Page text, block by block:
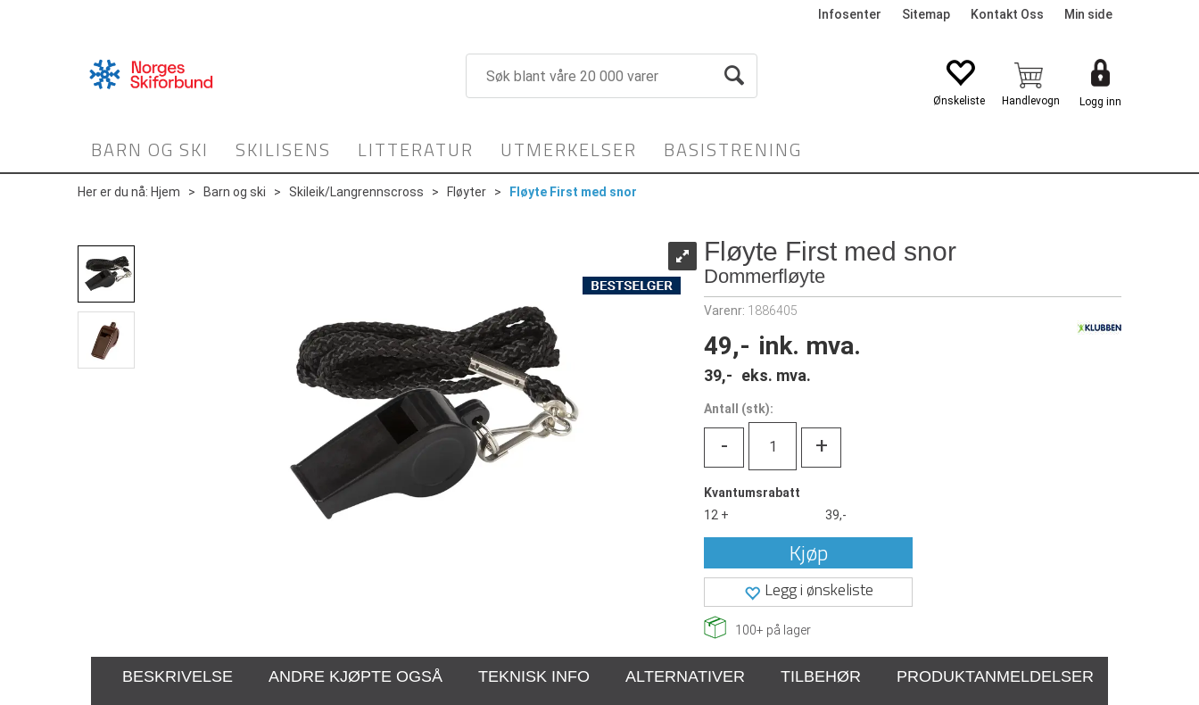
Infosenter Sitemap Kontakt Oss Min side
Logg inn
BARN OG SKI SKILISENS LITTERATUR UTMERKELSER BASISTRENING
Her er du nå: Hjem > Barn og ski > Skileik/Langrennscross > Fløyter > Fløyte First med snor
Fløyte First med snor
Dommerfløyte
Varenr: 1886405
49,- ink. mva.
39,- eks. mva.
Antall (stk):
- +
Kvantumsrabatt
12 +
39,-
Kjøp
Legg i ønskeliste
100+ på lager
BESKRIVELSE ANDRE KJØPTE OGSÅ TEKNISK INFO ALTERNATIVER TILBEHØR PRODUKTANMELDELSER